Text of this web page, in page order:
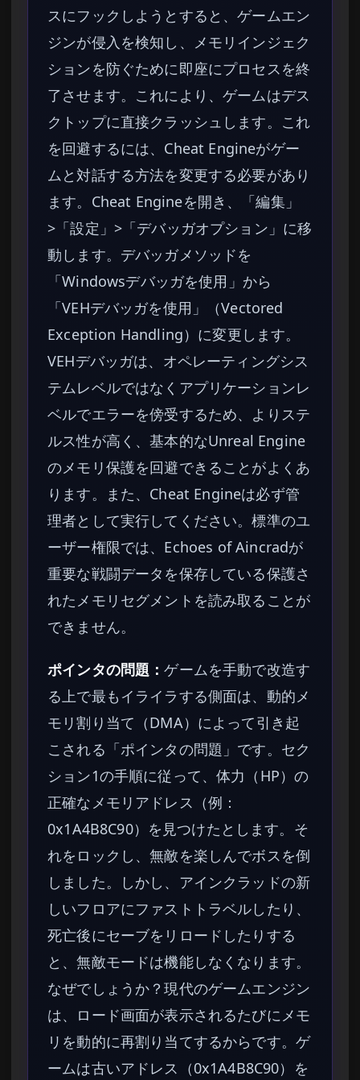
スにフックしようとすると、ゲームエン
ジンが侵入を検知し、メモリインジェク
ションを防ぐために即座にプロセスを終
了させます。これにより、ゲームはデス
クトップに直接クラッシュします。これ
を回避するには、Cheat Engineがゲー
ムと対話する方法を変更する必要があり
ます。Cheat Engineを開き、「編集」
>「設定」>「デバッガオプション」に移
動します。デバッガメソッドを
「Windowsデバッガを使用」から
「VEHデバッガを使用」（Vectored
Exception Handling）に変更します。
VEHデバッガは、オペレーティングシス
テムレベルではなくアプリケーションレ
ベルでエラーを傍受するため、よりステ
ルス性が高く、基本的なUnreal Engine
のメモリ保護を回避できることがよくあ
ります。また、Cheat Engineは必ず管
理者として実行してください。標準のユ
ーザー権限では、Echoes of Aincradが
重要な戦闘データを保存している保護さ
れたメモリセグメントを読み取ることが
できません。
ポインタの問題：ゲームを手動で改造す
る上で最もイライラする側面は、動的メ
モリ割り当て（DMA）によって引き起
こされる「ポインタの問題」です。セク
ション1の手順に従って、体力（HP）の
正確なメモリアドレス（例：
0x1A4B8C90）を見つけたとします。そ
れをロックし、無敵を楽しんでボスを倒
しました。しかし、アインクラッドの新
しいフロアにファストトラベルしたり、
死亡後にセーブをリロードしたりする
と、無敵モードは機能しなくなります。
なぜでしょうか？現代のゲームエンジン
は、ロード画面が表示されるたびにメモ
リを動的に再割り当てするからです。ゲ
ームは古いアドレス（0x1A4B8C90）を